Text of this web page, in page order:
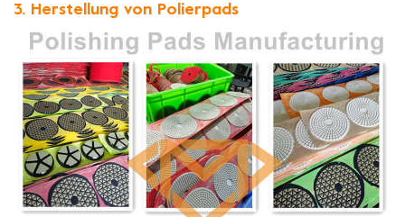
3. Herstellung von Polierpads